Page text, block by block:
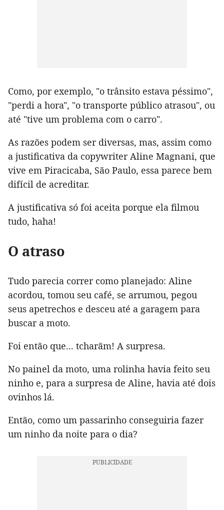
Como, por exemplo, "o trânsito estava péssimo",
"perdi a hora", "o transporte público atrasou", ou
até "tive um problema com o carro".
As razões podem ser diversas, mas, assim como
a justificativa da copywriter Aline Magnani, que
vive em Piracicaba, São Paulo, essa parece bem
difícil de acreditar.
A justificativa só foi aceita porque ela filmou
tudo, haha!
O atraso
Tudo parecia correr como planejado: Aline
acordou, tomou seu café, se arrumou, pegou
seus apetrechos e desceu até a garagem para
buscar a moto.
Foi então que... tcharãm! A surpresa.
No painel da moto, uma rolinha havia feito seu
ninho e, para a surpresa de Aline, havia até dois
ovinhos lá.
Então, como um passarinho conseguiria fazer
um ninho da noite para o dia?